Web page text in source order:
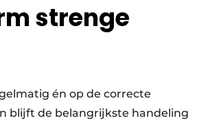
strenge
én op de correcte
blijft de belangrijkste handeling